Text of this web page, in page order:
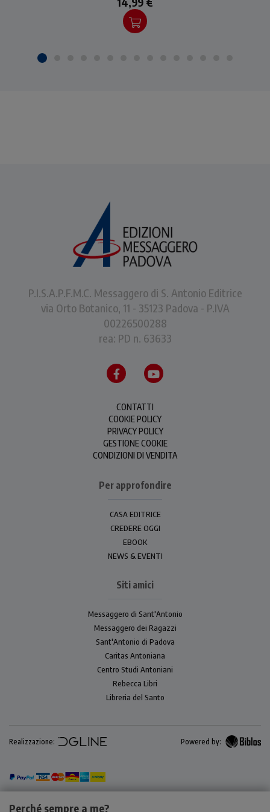
Perché sempre a me?
P.I.S.A.P.F.M.C. Messaggero di S. Antonio Editrice
via Orto Botanico, 11 - 35123 Padova - P.IVA
00226500288
rea: PD n. 63633
CONTATTI
COOKIE POLICY
PRIVACY POLICY
GESTIONE COOKIE
CONDIZIONI DI VENDITA
Per approfondire
CASA EDITRICE
CREDERE OGGI
EBOOK
NEWS & EVENTI
Siti amici
Messaggero di Sant'Antonio
Messaggero dei Ragazzi
Sant'Antonio di Padova
Caritas Antoniana
Centro Studi Antoniani
Rebecca Libri
Libreria del Santo
Realizzazione: Powered by: